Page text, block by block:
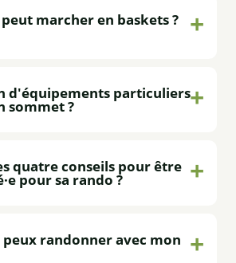
marcher en baskets ?
d'équipements particuliers
sommet ?
quatre conseils pour être
pour sa rando ?
peux randonner avec mon